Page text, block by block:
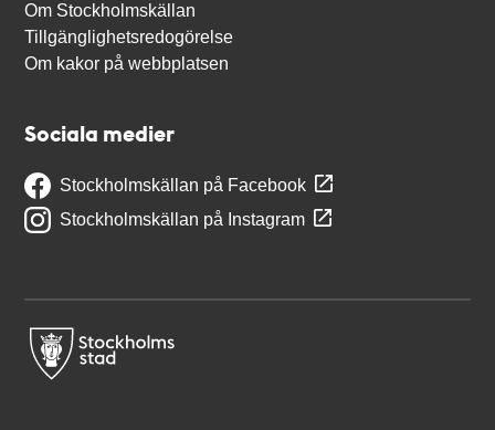
Om Stockholmskällan
Tillgänglighetsredogörelse
Om kakor på webbplatsen
Sociala medier
Stockholmskällan på Facebook
Stockholmskällan på Instagram